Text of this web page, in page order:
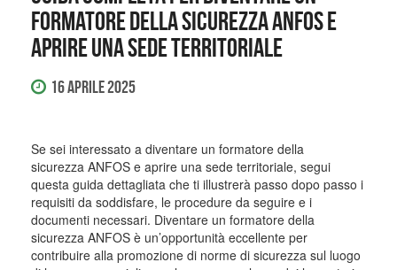
formatore della sicurezza ANFOS e
aprire una sede territoriale
16 Aprile 2025
Se sei interessato a diventare un formatore della
sicurezza ANFOS e aprire una sede territoriale, segui
questa guida dettagliata che ti illustrerà passo dopo passo i
requisiti da soddisfare, le procedure da seguire e i
documenti necessari. Diventare un formatore della
sicurezza ANFOS è un’opportunità eccellente per
contribuire alla promozione di norme di sicurezza sul luogo